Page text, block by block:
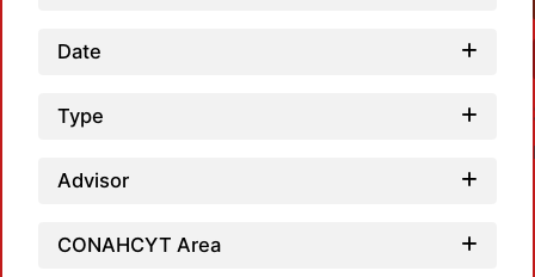
Date
Type
Advisor
CONAHCYT Area